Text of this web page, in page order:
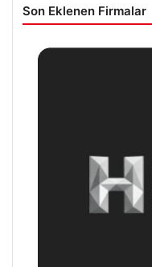
Son Eklenen Firmalar